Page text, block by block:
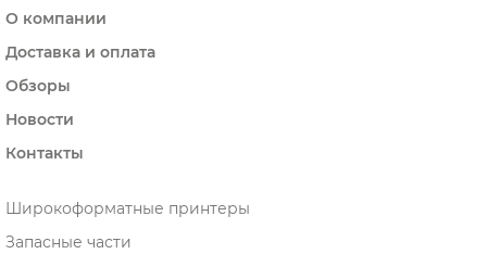
О компании
Доставка и оплата
Обзоры
Новости
Контакты
Широкоформатные принтеры
Запасные части